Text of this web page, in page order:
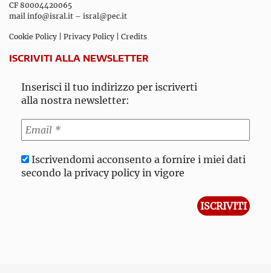
CF 80004420065
mail info@isral.it – isral@pec.it
Cookie Policy Privacy Policy Credits
ISCRIVITI ALLA NEWSLETTER
Inserisci il tuo indirizzo per iscriverti
alla nostra newsletter:
Iscrivendomi acconsento a fornire i miei dati
secondo la privacy policy in vigore